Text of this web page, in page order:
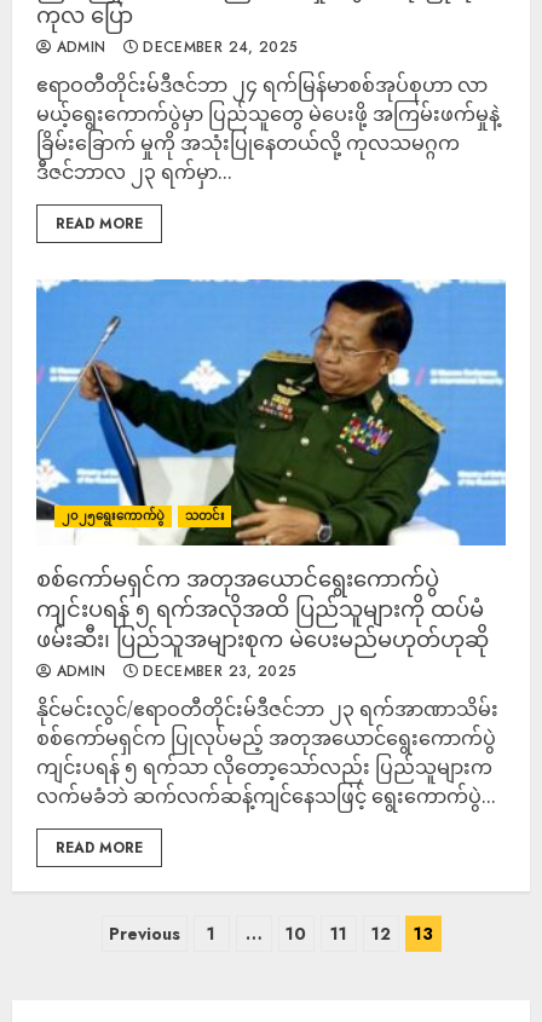
ကုလ ပြော
ADMIN DECEMBER 24, 2025
ဧရာဝတီတိုင်းမ်ဒီဇင်ဘာ ၂၄ ရက်မြန်မာစစ်အုပ်စုဟာ လာ
မယ့်ရွေးကောက်ပွဲမှာ ပြည်သူတွေ မဲပေးဖို့ အကြမ်းဖက်မှုနဲ့
ခြိမ်းခြောက် မှုကို အသုံးပြုနေတယ်လို့ ကုလသမဂ္ဂက
ဒီဇင်ဘာလ ၂၃ ရက်မှာ...
READ MORE
၂၀၂၅ရွေးကောက်ပွဲ သတင်း
စစ်ကော်မရှင်က အတုအယောင်ရွေးကောက်ပွဲ
ကျင်းပရန် ၅ ရက်အလိုအထိ ပြည်သူများကို ထပ်မံ
ဖမ်းဆီး၊ ပြည်သူအများစုက မဲပေးမည်မဟုတ်ဟုဆို
ADMIN DECEMBER 23, 2025
နိုင်မင်းလွင်/ဧရာဝတီတိုင်းမ်ဒီဇင်ဘာ ၂၃ ရက်အာဏာသိမ်း
စစ်ကော်မရှင်က ပြုလုပ်မည့် အတုအယောင်ရွေးကောက်ပွဲ
ကျင်းပရန် ၅ ရက်သာ လိုတော့သော်လည်း ပြည်သူများက
လက်မခံဘဲ ဆက်လက်ဆန့်ကျင်နေသဖြင့် ရွေးကောက်ပွဲ...
READ MORE
Previous 1 … 10 11 12 13